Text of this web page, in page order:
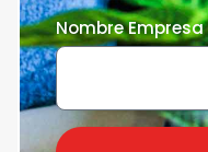
Nombre Empresa